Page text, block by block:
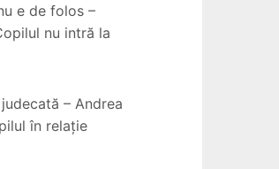
e de folos –
nu intră la
– Andrea
în relație